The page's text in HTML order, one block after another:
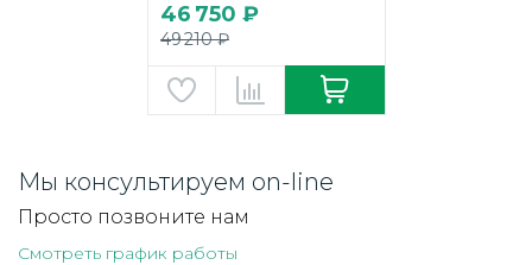
46 750 ₽
49 210 ₽
Мы консультируем on-line
Просто позвоните нам
Смотреть график работы